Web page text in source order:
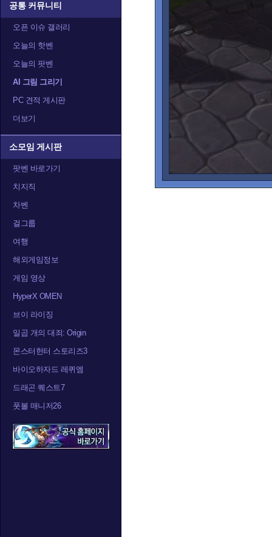
공통 커뮤니티
오픈 이슈 갤러리
오늘의 핫벤
오늘의 팟벤
AI 그림 그리기
PC 견적 게시판
더보기
소모임 게시판
팟벤 바로가기
치지직
차벤
걸그룹
여행
해외게임정보
게임 영상
HyperX OMEN
브이 라이징
일곱 개의 대죄: Origin
몬스터헌터 스토리즈3
바이오하자드 레퀴엠
드래곤 퀘스트7
풋볼 매니저26